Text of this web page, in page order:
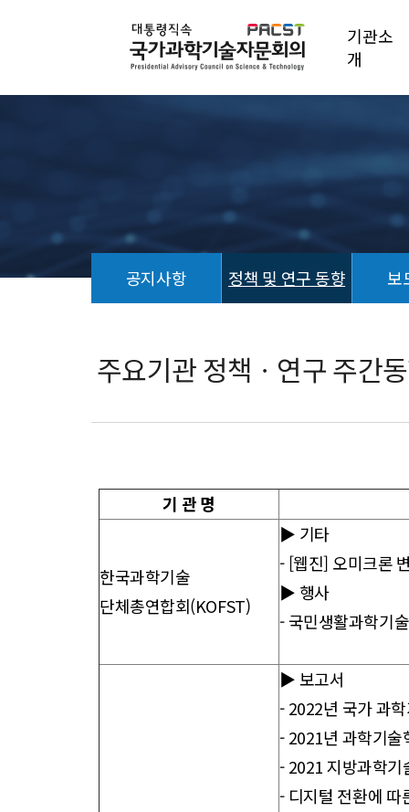
기관소
개
공지사항 정책 및 연구 동향 보
연
향
주요기관 정책ㆍ연구 주간
기 관 명
한국과학기술
단체총연합회(KOFST)
▶ 기타
-[웹진] 오미크론
▶ 행사
-국민생활과학기
▶ 보고서
-2022년 국가 과
-2021년 과학기술
-2021 지방과학
- 디지털 전환에